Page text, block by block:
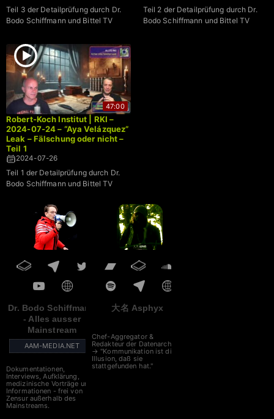
Teil 3 der Detailprüfung durch Dr.
Bodo Schiffmann und Bittel TV
Teil 2 der Detailprüfung durch Dr.
Bodo Schiffmann und Bittel TV
47:00
Robert-Koch Institut | RKI –
2024-07-24 – “Aya Velázquez”
Leak – Fälschung oder nicht –
Teil 1
2024-07-26
Teil 1 der Detailprüfung durch Dr.
Bodo Schiffmann und Bittel TV
Dr. Bodo Schiffmann
- Alles ausser
Mainstream
AAM-MEDIA.NET
Dokumentationen,
Interviews, Aufklärung,
medizinische Vorträge und
Informationen - frei von
Zensur außerhalb des
Mainstreams.
大名 Asphyx
Chef-Aggregator &
Redakteur der Datenarche
→ "Kommunikation ist die
Illusion, daß sie
stattgefunden hat."